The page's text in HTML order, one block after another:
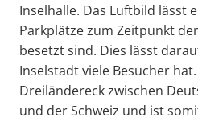
Inselhalle. Das Luftbild lässt
Parkplätze zum Zeitpunkt
besetzt sind. Dies lässt
Inselstadt viele Besucher
Dreiländereck zwischen
und der Schweiz und ist